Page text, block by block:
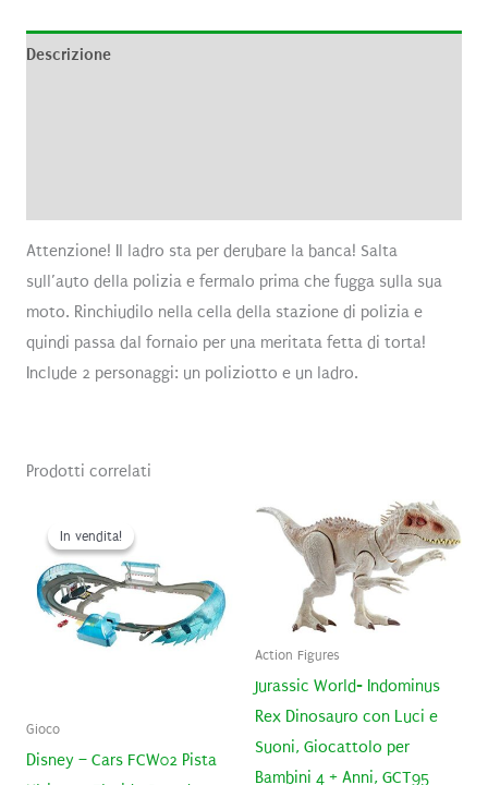
Descrizione
Attenzione! Il ladro sta per derubare la banca! Salta
sull’auto della polizia e fermalo prima che fugga sulla sua
moto. Rinchiudilo nella cella della stazione di polizia e
quindi passa dal fornaio per una meritata fetta di torta!
Include 2 personaggi: un poliziotto e un ladro.
Prodotti correlati
In vendita!
In vendita!
Gioco
Disney – Cars FCW02 Pista
Action Figures
Jurassic World- Indominus
Rex Dinosauro con Luci e
Suoni, Giocattolo per
Bambini 4 + Anni, GCT95